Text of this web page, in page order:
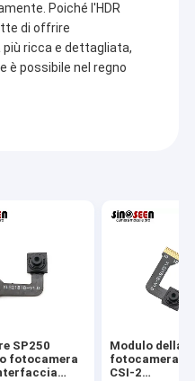
di MIPI
di DVP
dell'endoscopio
di riconoscimento di
portatile
Poiché l'HDR
di offrire
ricca e dettagliata,
è possibile nel regno
SP250
fotocamera
Modulo della
fotocamera
CSI-2